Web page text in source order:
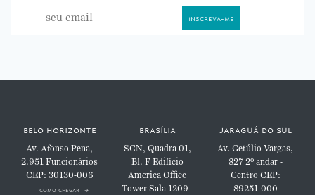
belo horizonte
Av. Afonso Pena,
2.951Funcionários
CEP: 30130-006
como chegar
brasília
SCN, Quadra 01,
Bl. FEdifício
America Office
TowerSala 1209 -
jaraguá do sul
Av. Getúlio Vargas,
8272º andar -
Centro CEP:
89251-000